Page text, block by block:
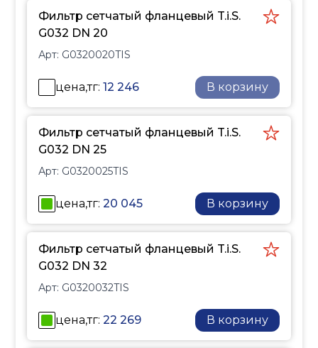
Фильтр сетчатый фланцевый T.i.S.
G032 DN 20
Арт: G0320020TIS
цена,тг:12 246 В корзину
Фильтр сетчатый фланцевый T.i.S.
G032 DN 25
Арт: G0320025TIS
цена,тг:20 045 В корзину
Фильтр сетчатый фланцевый T.i.S.
G032 DN 32
Арт: G0320032TIS
цена,тг:22 269 В корзину